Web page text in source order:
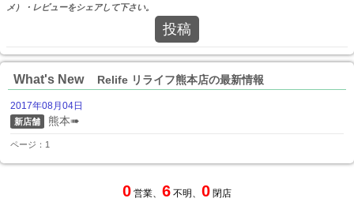
メ）・レビューをシェアして下さい。
投稿
What's New Relife リライフ熊本店の最新情報
2017年08月04日
新店舗 熊本➠
ページ：1
0 営業、 6 不明、 0 閉店